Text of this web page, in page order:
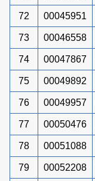
72 00045951
73 00046558
74 00047867
75 00049892
76 00049957
77 00050476
78 00051088
79 00052208